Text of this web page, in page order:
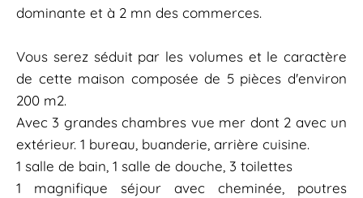
dominante et à 2 mn des commerces.
Vous serez séduit par les volumes et le caractère
de cette maison composée de 5 pièces d'environ
200 m2.
Avec 3 grandes chambres vue mer dont 2 avec un
extérieur. 1 bureau, buanderie, arrière cuisine.
1 salle de bain, 1 salle de douche, 3 toilettes
1 magnifique séjour avec cheminée, poutres